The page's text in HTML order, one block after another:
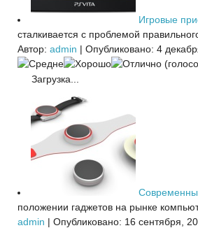
Игровые
сталкивается с проблемой
Автор: admin | Опубликовано: 4
Загрузка...
положении гаджетов на рынке
admin | Опубликовано: 16 сентября,